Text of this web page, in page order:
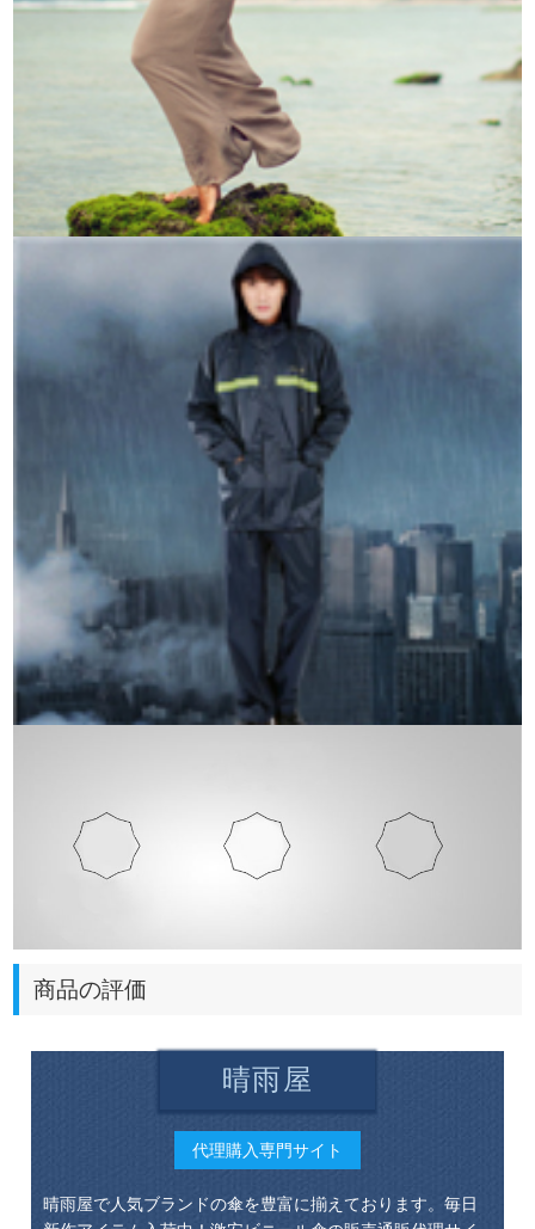
商品の評価
晴雨屋
代理購入専門サイト
晴雨屋で人気ブランドの傘を豊富に揃えております。毎日